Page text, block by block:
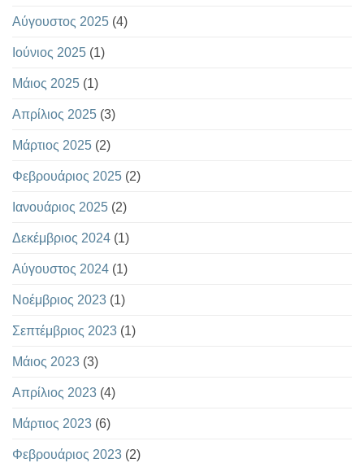
Αύγουστος 2025 (4)
Ιούνιος 2025 (1)
Μάιος 2025 (1)
Απρίλιος 2025 (3)
Μάρτιος 2025 (2)
Φεβρουάριος 2025 (2)
Ιανουάριος 2025 (2)
Δεκέμβριος 2024 (1)
Αύγουστος 2024 (1)
Νοέμβριος 2023 (1)
Σεπτέμβριος 2023 (1)
Μάιος 2023 (3)
Απρίλιος 2023 (4)
Μάρτιος 2023 (6)
Φεβρουάριος 2023 (2)